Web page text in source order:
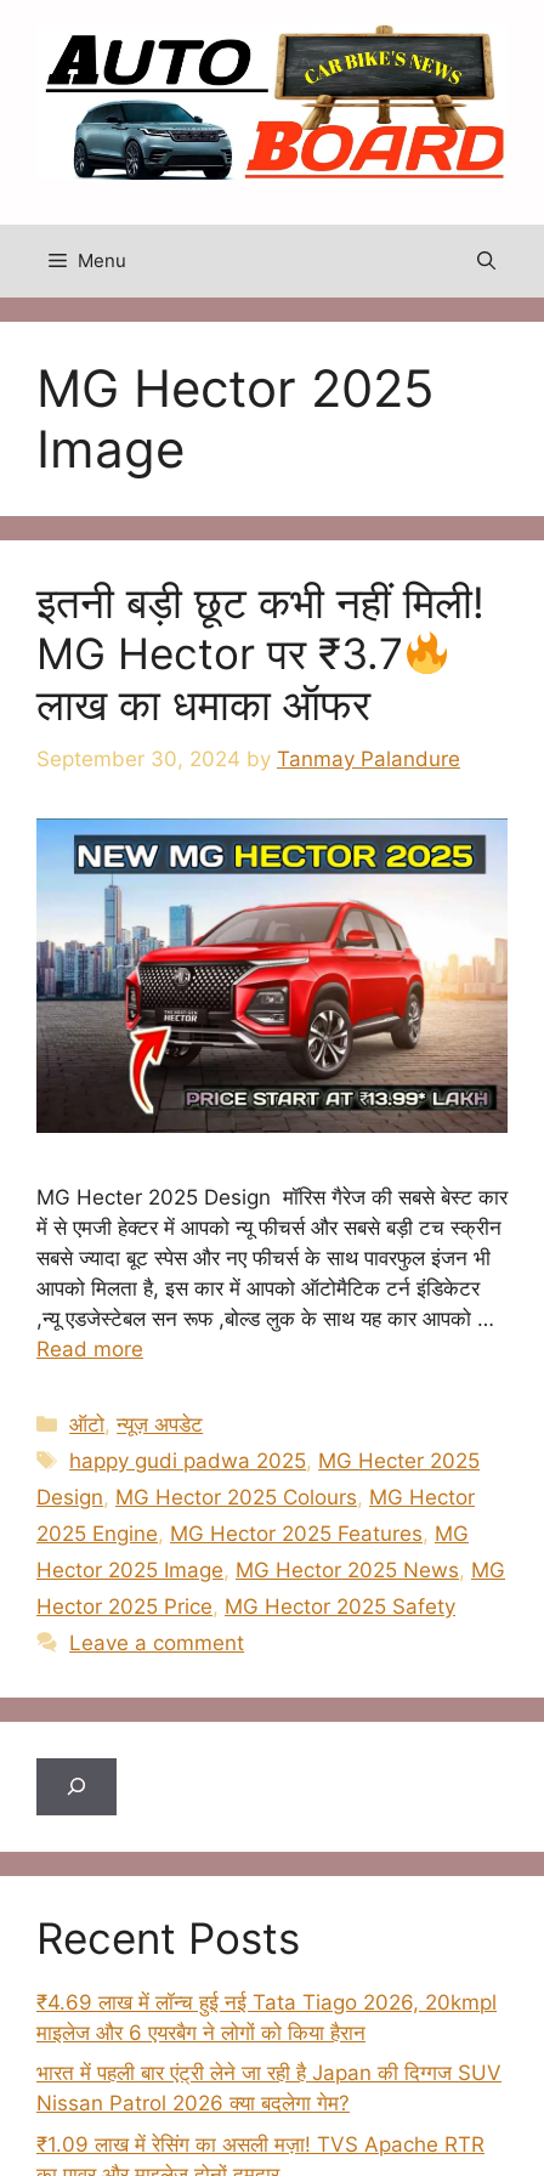
content
Menu
MG Hector 2025
Image
इतनी बड़ी छूट कभी नहीं मिली!
MG Hector पर ₹3.7
लाख का धमाका ऑफर
September 30, 2024 by Tanmay Palandure
MG Hecter 2025 Design मॉरिस गैरेज की सबसे बेस्ट कार
में से एमजी हेक्टर में आपको न्यू फीचर्स और सबसे बड़ी टच स्क्रीन
सबसे ज्यादा बूट स्पेस और नए फीचर्स के साथ पावरफुल इंजन भी
आपको मिलता है, इस कार में आपको ऑटोमैटिक टर्न इंडिकेटर
,न्यू एडजेस्टेबल सन रूफ ,बोल्ड लुक के साथ यह कार आपको …
Read more
Categories
ऑटो,न्यूज़ अपडेट
Tags
happy gudi padwa 2025, MG Hecter 2025
Design, MG Hector 2025 Colours, MG Hector
2025 Engine, MG Hector 2025 Features, MG
Hector 2025 Image, MG Hector 2025 News, MG
Hector 2025 Price, MG Hector 2025 Safety
Leave a comment
Recent Posts
₹4.69 लाख में लॉन्च हुई नई Tata Tiago 2026, 20kmpl
माइलेज और 6 एयरबैग ने लोगों को किया हैरान
भारत में पहली बार एंट्री लेने जा रही है Japan की दिग्गज SUV
Nissan Patrol 2026 क्या बदलेगा गेम?
₹1.09 लाख में रेसिंग का असली मज़ा! TVS Apache RTR